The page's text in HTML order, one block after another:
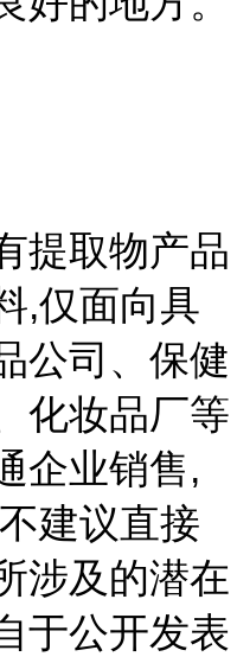
提取物产品
,仅面向具
公司、保健
化妆品厂等
企业销售,
建议直接
涉及的潜在
于公开发表